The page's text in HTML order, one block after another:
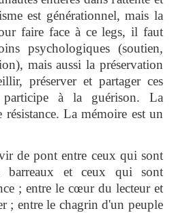
est générationnel, mais la
faire face à ce legs, il faut
psychologiques (soutien,
mais aussi la préservation
préserver et partager ces
participe à la guérison. La
résistance. La mémoire est un
de pont entre ceux qui sont
barreaux et ceux qui sont
; entre le cœur du lecteur et
; entre le chagrin d'un peuple